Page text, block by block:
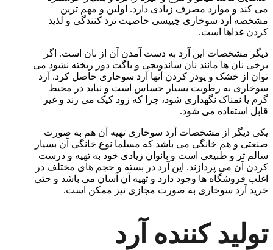
می کند و موارد مصرف زیادی دارد. اولین و مهم ترین
مشخصه آرد سوخاری چیپسی خاصیت ترد کنندگی و لذید
کردن غذاها است.
دیگر مشخصات این آرد به دست آمدن آن از نان است. اگر
برخی نان ها مانند نان ساندویجی و باگت دور ریخته نشود می
توان از خشک و پودر کردن آنها آرد سوخاری حاصل کرد. آرد
سوخاری به رطوبت بسیار حساس است و نباید در محیط
گرم یا نمناک نگهداری شود، چرا که زود کپک می زند و غیر
قابل استفاده می شود.
یکی دیگر از مشخصات آرد سوخاری تهیه آن هم به صورت
صنعتی و هم خانگی می باشد که مسلما نوع خانگی آن بسیار
سالم تر و طبیعی است و بانوان زیادی خود به تهیه و درست
کردن آن می پردازند. این آرد در بسته و حجم های مختلف در
اغلب فروشگاه ها وجود دارد و تهیه آن آسان می باشد و حتی
خرید آرد سوخاری به صورت مجازی نیز ممکن است.
تولید کننده آرد